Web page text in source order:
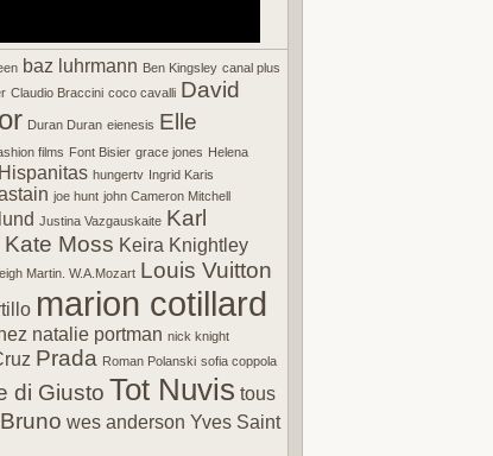
baz luhrmann Ben Kingsley canal plus
Claudio Braccini coco cavalli David
Duran Duran eienesis Elle
films Font Bisier grace jones Helena
Hispanitas hungertv Ingrid Karis
joe hunt john Cameron Mitchell
Justina Vazgauskaite Karl
Kate Moss Keira Knightley
Martin. W.A.Mozart Louis Vuitton
marion cotillard
natalie portman nick knight
Prada Roman Polanski sofia coppola
di Giusto Tot Nuvis tous
wes anderson Yves Saint